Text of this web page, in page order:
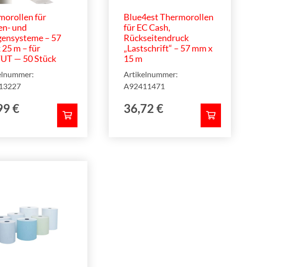
für
und
– 57
25 m – für
— 50 Stück
€
Blue4est Thermorollen
für EC Cash,
Rückseitendruck
„Lastschrift“ – 57 mm x
15 m
36,72 €
Artikelnummer:
A92411471